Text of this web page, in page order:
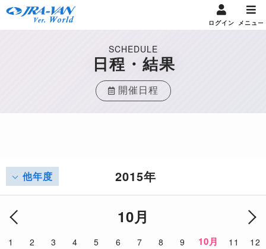
ログイン メニュー
SCHEDULE
日程・結果
開催日程
他年度 2015年
10月
1 2 3 4 5 6 7 8 9 10月 11 12